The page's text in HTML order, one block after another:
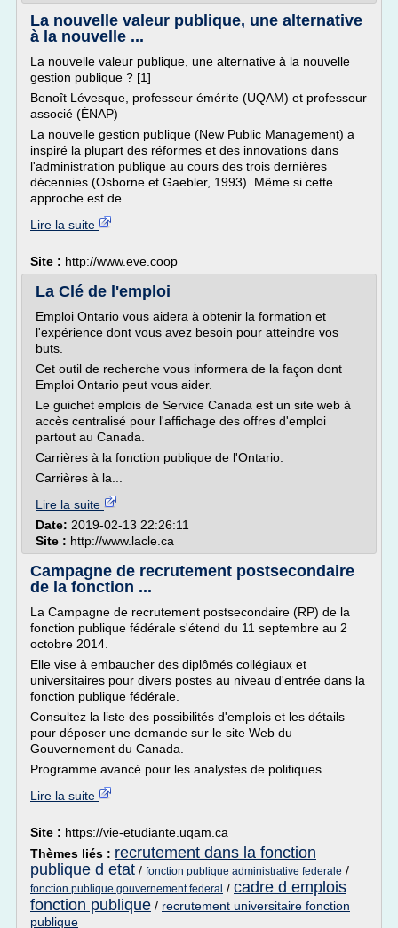
La nouvelle valeur publique, une alternative
à la nouvelle ...
La nouvelle valeur publique, une alternative à la nouvelle
gestion publique ? [1]
Benoît Lévesque, professeur émérite (UQAM) et professeur
associé (ÉNAP)
La nouvelle gestion publique (New Public Management) a
inspiré la plupart des réformes et des innovations dans
l'administration publique au cours des trois dernières
décennies (Osborne et Gaebler, 1993). Même si cette
approche est de...
Lire la suite
Site : http://www.eve.coop
La Clé de l'emploi
Emploi Ontario vous aidera à obtenir la formation et
l'expérience dont vous avez besoin pour atteindre vos
buts.
Cet outil de recherche vous informera de la façon dont
Emploi Ontario peut vous aider.
Le guichet emplois de Service Canada est un site web à
accès centralisé pour l'affichage des offres d'emploi
partout au Canada.
Carrières à la fonction publique de l'Ontario.
Carrières à la...
Lire la suite
Date: 2019-02-13 22:26:11
Site : http://www.lacle.ca
Campagne de recrutement postsecondaire
de la fonction ...
La Campagne de recrutement postsecondaire (RP) de la
fonction publique fédérale s'étend du 11 septembre au 2
octobre 2014.
Elle vise à embaucher des diplômés collégiaux et
universitaires pour divers postes au niveau d'entrée dans la
fonction publique fédérale.
Consultez la liste des possibilités d'emplois et les détails
pour déposer une demande sur le site Web du
Gouvernement du Canada.
Programme avancé pour les analystes de politiques...
Lire la suite
Site : https://vie-etudiante.uqam.ca
Thèmes liés : recrutement dans la fonction
publique d etat / fonction publique administrative federale /
fonction publique gouvernement federal / cadre d emplois
fonction publique / recrutement universitaire fonction
publique